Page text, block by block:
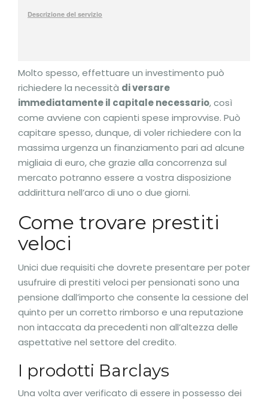
Molto spesso, effettuare un investimento può
richiedere la necessità di versare
immediatamente il capitale necessario, così
come avviene con capienti spese improvvise. Può
capitare spesso, dunque, di voler richiedere con la
massima urgenza un finanziamento pari ad alcune
migliaia di euro, che grazie alla concorrenza sul
mercato potranno essere a vostra disposizione
addirittura nell’arco di uno o due giorni.
Come trovare prestiti
veloci
Unici due requisiti che dovrete presentare per poter
usufruire di prestiti veloci per pensionati sono una
pensione dall’importo che consente la cessione del
quinto per un corretto rimborso e una reputazione
non intaccata da precedenti non all’altezza delle
aspettative nel settore del credito.
I prodotti Barclays
Una volta aver verificato di essere in possesso dei